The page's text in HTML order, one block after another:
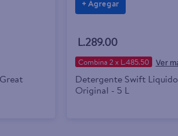
+ Agregar
L.289.00
Combina 2 x L.485.50
Detergente Swift Liquido
Original - 5 L